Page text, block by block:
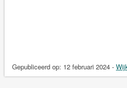
Gepubliceerd op: 12 februari 2024 -